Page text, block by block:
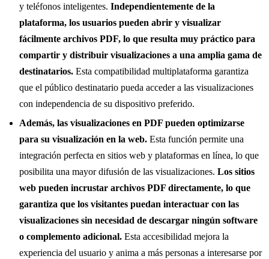
y teléfonos inteligentes. Independientemente de la
plataforma, los usuarios pueden abrir y visualizar
fácilmente archivos PDF, lo que resulta muy práctico para
compartir y distribuir visualizaciones a una amplia gama de
destinatarios. Esta compatibilidad multiplataforma garantiza
que el público destinatario pueda acceder a las visualizaciones
con independencia de su dispositivo preferido.
Además, las visualizaciones en PDF pueden optimizarse
para su visualización en la web. Esta función permite una
integración perfecta en sitios web y plataformas en línea, lo que
posibilita una mayor difusión de las visualizaciones. Los sitios
web pueden incrustar archivos PDF directamente, lo que
garantiza que los visitantes puedan interactuar con las
visualizaciones sin necesidad de descargar ningún software
o complemento adicional. Esta accesibilidad mejora la
experiencia del usuario y anima a más personas a interesarse por